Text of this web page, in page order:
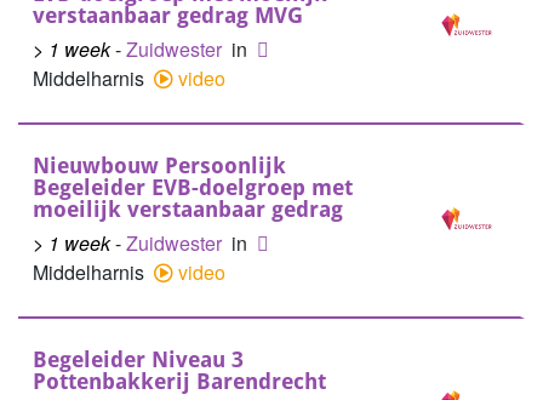
verstaanbaar gedrag MVG
> 1 week-Zuidwester in
Middelharnis
video
Nieuwbouw Persoonlijk
Begeleider EVB-doelgroep met
moeilijk verstaanbaar gedrag
> 1 week-Zuidwester in
Middelharnis
video
Begeleider Niveau 3
Pottenbakkerij Barendrecht